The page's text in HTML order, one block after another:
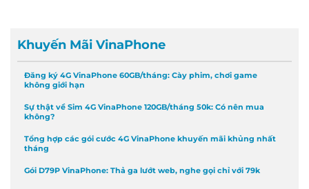
Khuyến Mãi VinaPhone
Đăng ký 4G VinaPhone 60GB/tháng: Cày phim, chơi game
không giới hạn
Sự thật về Sim 4G VinaPhone 120GB/tháng 50k: Có nên mua
không?
Tổng hợp các gói cước 4G VinaPhone khuyến mãi khủng nhất
tháng
Gói D79P VinaPhone: Thả ga lướt web, nghe gọi chỉ với 79k